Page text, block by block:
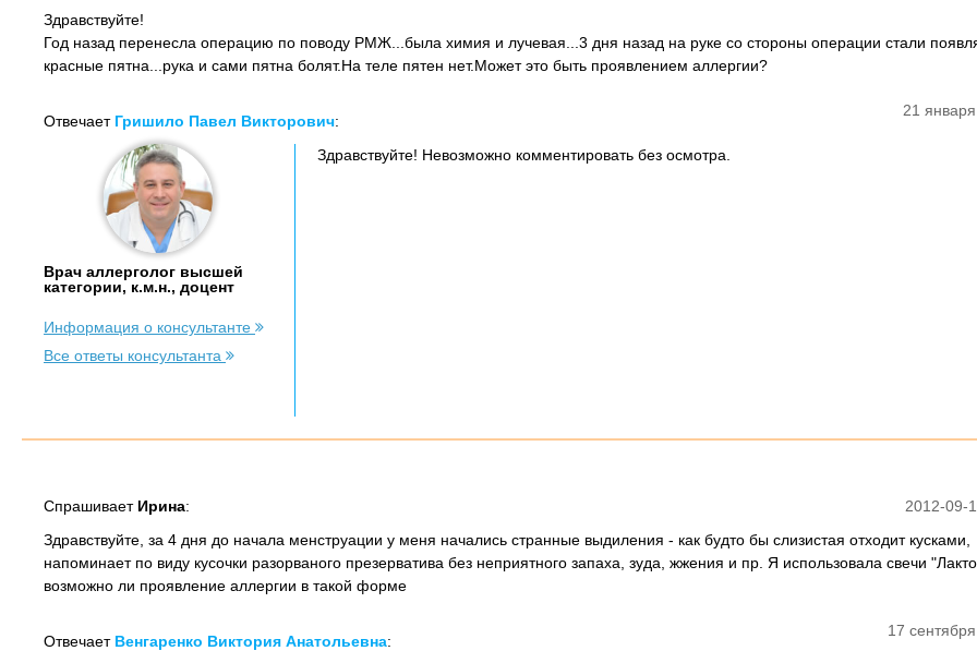
Здравствуйте!
Год назад перенесла операцию по поводу РМЖ...была химия и лучевая...3 дня назад на руке со стороны операции стали
красные пятна...рука и сами пятна болят.На теле пятен нет.Может это быть проявлением аллергии?
21
Отвечает Гришило Павел Викторович:
Врач аллерголог высшей
категории, к.м.н., доцент
Информация о консультанте
Все ответы консультанта
Здравствуйте! Невозможно комментировать без осмотра.
2012-09-
Спрашивает Ирина:
Здравствуйте, за 4 дня до начала менструации у меня начались странные выдиления - как будто бы слизистая отходит кусками,
напоминает по виду кусочки разорваного презерватива без неприятного запаха, зуда, жжения и пр. Я использовала свечи
возможно ли проявление аллергии в такой форме
17
Отвечает Венгаренко Виктория Анатольевна: